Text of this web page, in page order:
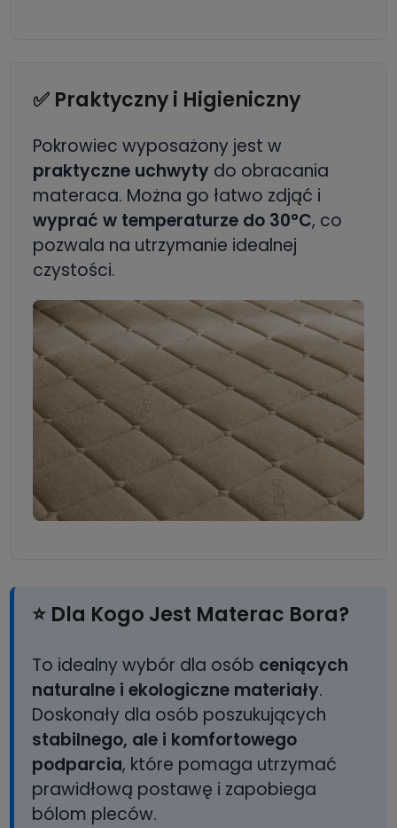
✅ Praktyczny i Higieniczny
Pokrowiec wyposażony jest w
praktyczne uchwyty do obracania
materaca. Można go łatwo zdjąć i
wyprać w temperaturze do 30°C, co
pozwala na utrzymanie idealnej
czystości.
⭐ Dla Kogo Jest Materac Bora?
To idealny wybór dla osób ceniących
naturalne i ekologiczne materiały.
Doskonały dla osób poszukujących
stabilnego, ale i komfortowego
podparcia, które pomaga utrzymać
prawidłową postawę i zapobiega
bólom pleców.